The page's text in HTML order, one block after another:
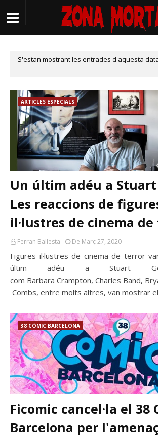
S'estan mostrant les entrades d'aquesta
ARTICLES ESPECIALS
Un últim adéu a Stuart
Les reaccions de
il·lustres de cinema
Ferran Ballesta De Març 27, 2020
Figures il·lustres de cinema de terror
últim adéu a Stuart
com Barbara Crampton, Charles Band,
Combs, entre molts altres, van mostrar
38 CÒMIC BARCELONA
Ficomic cancel·la el 38
Barcelona per